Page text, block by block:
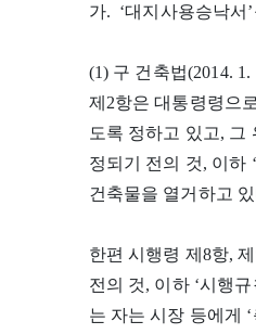
가. ‘대지사용승낙서
(1) 구 건축법(2014.
제2항은 대통령령으
도록 정하고 있고, 그
정되기 전의 것, 이하
건축물을 열거하고
한편 시행령 제8항,
전의 것, 이하 ‘시행
는 자는 시장 등에게